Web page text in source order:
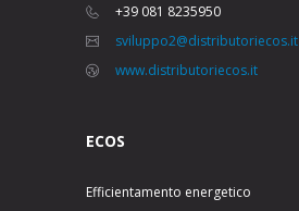
+39 081 8235950
sviluppo2@distributoriecos.it
www.distributoriecos.it
ECOS
Efficientamento energetico